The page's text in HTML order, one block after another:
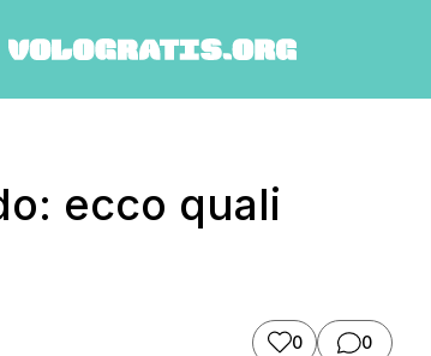
ecco quali
0 0